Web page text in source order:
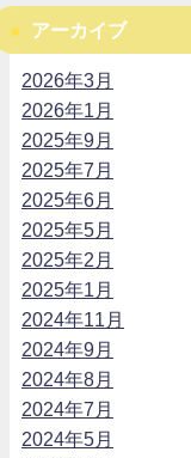
アーカイブ
2026年3月
2026年1月
2025年9月
2025年7月
2025年6月
2025年5月
2025年2月
2025年1月
2024年11月
2024年9月
2024年8月
2024年7月
2024年5月